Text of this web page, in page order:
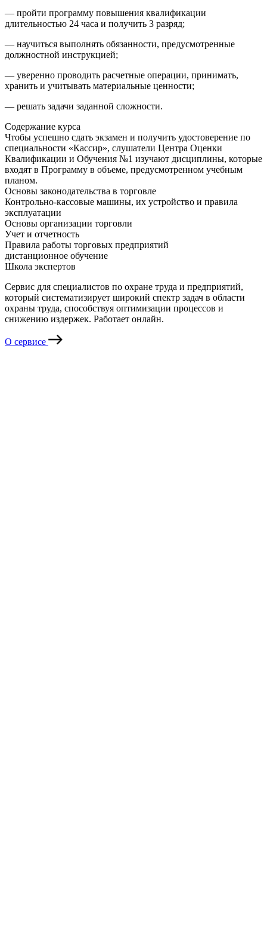
— пройти программу повышения квалификации
длительностью 24 часа и получить 3 разряд;
— научиться выполнять обязанности, предусмотренные
должностной инструкцией;
— уверенно проводить расчетные операции, принимать,
хранить и учитывать материальные ценности;
— решать задачи заданной сложности.
Содержание курса
Чтобы успешно сдать экзамен и получить удостоверение по
специальности «Кассир», слушатели Центра Оценки
Квалификации и Обучения №1 изучают дисциплины, которые
входят в Программу в объеме, предусмотренном учебным
планом.
Основы законодательства в торговле
Контрольно-кассовые машины, их устройство и правила
эксплуатации
Основы организации торговли
Учет и отчетность
Правила работы торговых предприятий
дистанционное обучение
Школа экспертов
Сервис для специалистов по охране труда и предприятий,
который систематизирует широкий спектр задач в области
охраны труда, способствуя оптимизации процессов и
снижению издержек. Работает онлайн.
О сервисе